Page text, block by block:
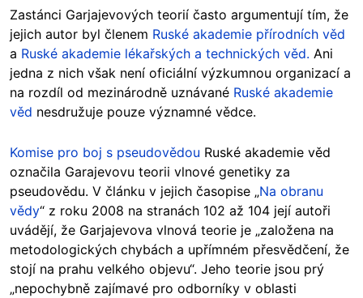
Zastánci Garjajevových teorií často argumentují tím, že
jejich autor byl členem Ruské akademie přírodních věd
a Ruské akademie lékařských a technických věd. Ani
jedna z nich však není oficiální výzkumnou organizací a
na rozdíl od mezinárodně uznávané Ruské akademie
věd nesdružuje pouze významné vědce.
Komise pro boj s pseudovědou Ruské akademie věd
označila Garajevovu teorii vlnové genetiky za
pseudovědu. V článku v jejich časopise „Na obranu
vědy“ z roku 2008 na stranách 102 až 104 její autoři
uvádějí, že Garjajevova vlnová teorie je „založena na
metodologických chybách a upřímném přesvědčení, že
stojí na prahu velkého objevu“. Jeho teorie jsou prý
„nepochybně zajímavé pro odborníky v oblasti